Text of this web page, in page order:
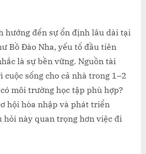
NÀO?
hướng đến sự ổn định lâu dài tại
Bồ Đào Nha, yếu tố đầu tiên
là sự bền vững. Nguồn tài
sống cho cả nhà trong 1–2
môi trường học tập phù hợp?
hội hòa nhập và phát triển
hỏi này quan trọng hơn việc đi